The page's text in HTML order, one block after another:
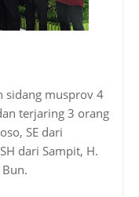
sidang musprov 4
terjaring 3 orang
SE dari
dari Sampit, H.